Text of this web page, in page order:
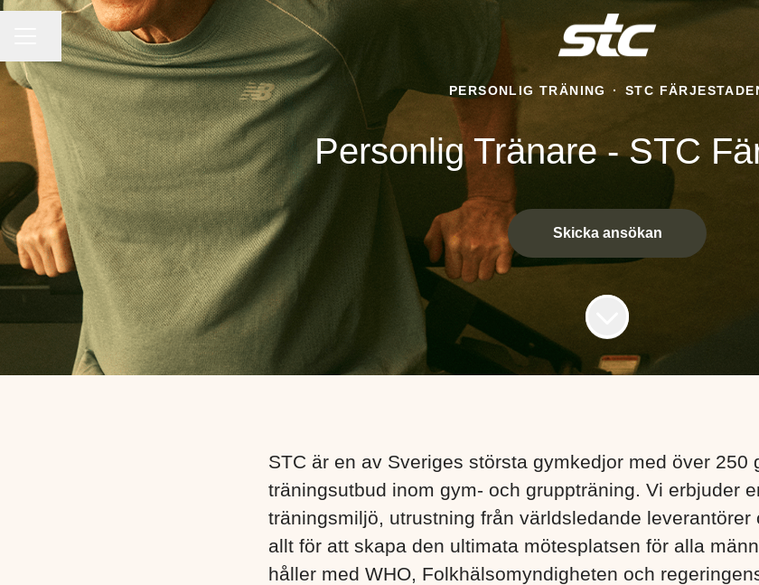
KARRIÄRMENY
Dela sidan
PERSONLIG TRÄNING · STC
Personlig Tränare - STC
Skicka ansökan
STC är en av Sveriges största gymkedjor med över 250
träningsutbud inom gym- och gruppträning. Vi erbjuder
träningsmiljö, utrustning från världsledande leverantörer
allt för att skapa den ultimata mötesplatsen för alla
håller med WHO, Folkhälsomyndigheten och